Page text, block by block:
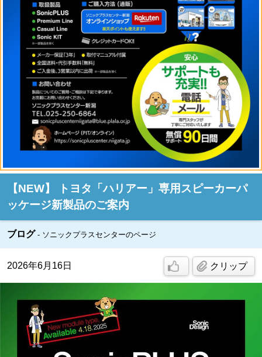
【NEW】 トヨタ「ハリアー」専用スピーカーパ
ッケージ新製品のご案内
ブログ ソニックプラスセンターのページ
2026年6月16日 クリップ